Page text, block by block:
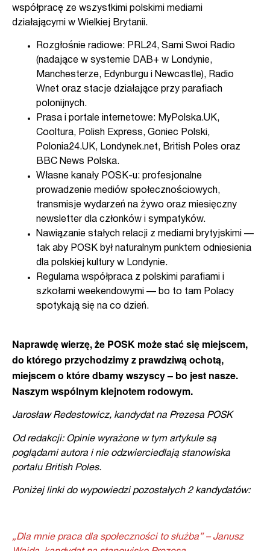
współpracę ze wszystkimi polskimi mediami
działającymi w Wielkiej Brytanii.
Rozgłośnie radiowe: PRL24, Sami Swoi Radio
(nadające w systemie DAB+ w Londynie,
Manchesterze, Edynburgu i Newcastle), Radio
Wnet oraz stacje działające przy parafiach
polonijnych.
Prasa i portale internetowe: MyPolska.UK,
Cooltura, Polish Express, Goniec Polski,
Polonia24.UK, Londynek.net, British Poles oraz
BBC News Polska.
Własne kanały POSK-u: profesjonalne
prowadzenie mediów społecznościowych,
transmisje wydarzeń na żywo oraz miesięczny
newsletter dla członków i sympatyków.
Nawiązanie stałych relacji z mediami brytyjskimi —
tak aby POSK był naturalnym punktem odniesienia
dla polskiej kultury w Londynie.
Regularna współpraca z polskimi parafiami i
szkołami weekendowymi — bo to tam Polacy
spotykają się na co dzień.
Naprawdę wierzę, że POSK może stać się miejscem,
do którego przychodzimy z prawdziwą ochotą,
miejscem o które dbamy wszyscy – bo jest nasze.
Naszym wspólnym klejnotem rodowym.
Jarosław Redestowicz, kandydat na Prezesa POSK
Od redakcji: Opinie wyrażone w tym artykule są
poglądami autora i nie odzwierciedlają stanowiska
portalu British Poles.
Poniżej linki do wypowiedzi pozostałych 2 kandydatów:
„Dla mnie praca dla społeczności to służba” – Janusz